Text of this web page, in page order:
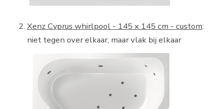
Xenz Cyprus whirlpool - 145 x 145 cm - custom:
niet tegen over elkaar, maar vlak bij elkaar